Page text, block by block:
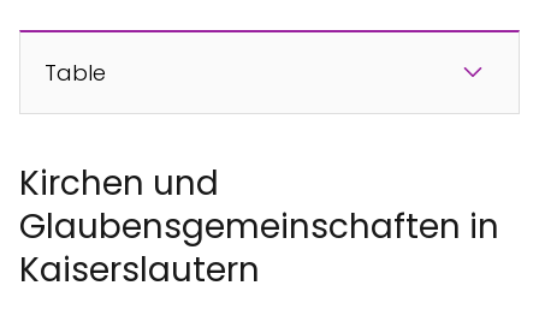
Table
Kirchen und
Glaubensgemeinschaften in
Kaiserslautern